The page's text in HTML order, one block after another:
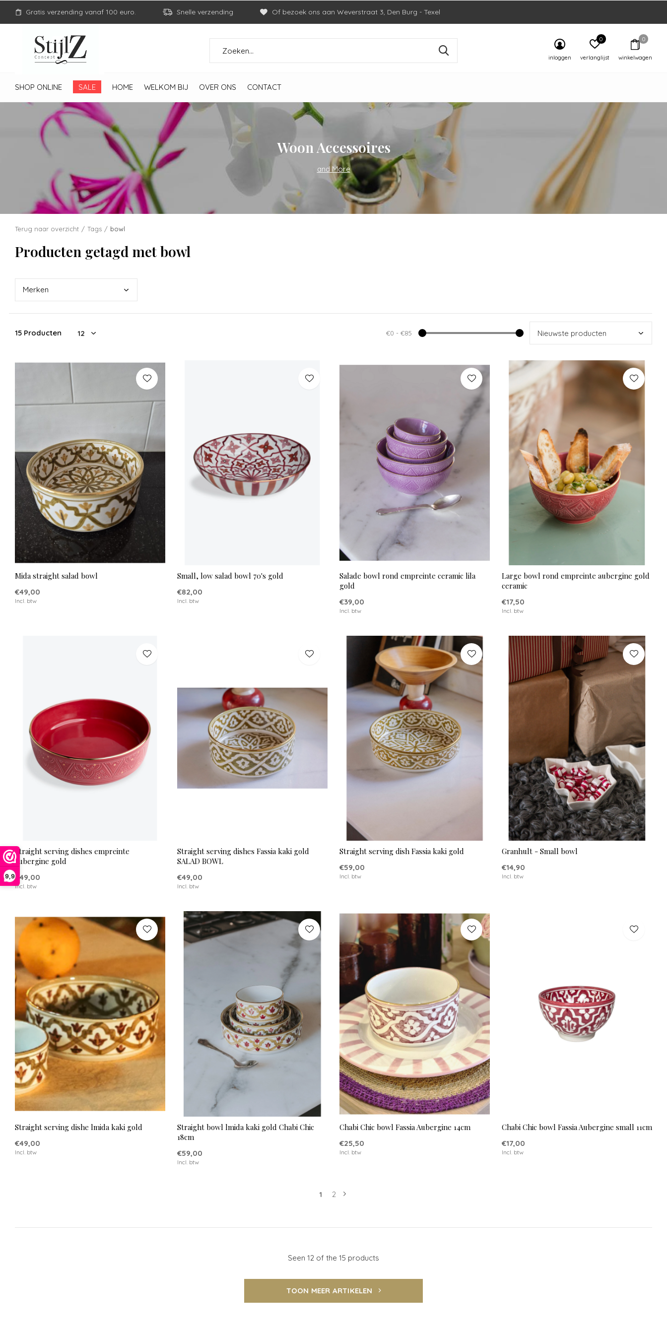
9,9
SHOP ONLINE SALE HOME WELKOM BIJ OVER ONS CONTACT
inloggen verlanglijst
0
winkelwagen
0
Gratis verzending vanaf 100 euro. Snelle verzending Of bezoek ons aan Weverstraat 3, Den Burg - Texel
Woon Accessoires
and More
Terug naar overzicht Tags bowl
Producten getagd met bowl
Merken
15 Producten €0 - €85
Mida straight salad bowl
€49,00
Incl. btw
Small, low salad bowl 70's gold
€82,00
Incl. btw
Salade bowl rond empreinte ceramic lila
gold
€39,00
Incl. btw
Large bowl rond empreinte aubergine gold
ceramic
€17,50
Incl. btw
Straight serving dishes empreinte
aubergine gold
€49,00
Incl. btw
Straight serving dishes Fassia kaki gold
SALAD BOWL
€49,00
Incl. btw
Straight serving dish Fassia kaki gold
€59,00
Incl. btw
Granhult - Small bowl
€14,90
Incl. btw
Straight serving dishe lmida kaki gold
€49,00
Incl. btw
Straight bowl lmida kaki gold Chabi Chic
18cm
€59,00
Incl. btw
Chabi Chic bowl Fassia Aubergine 14cm
€25,50
Incl. btw
Chabi Chic bowl Fassia Aubergine small 11cm
€17,00
Incl. btw
1 2
Seen 12 of the 15 products
TOON MEER ARTIKELEN